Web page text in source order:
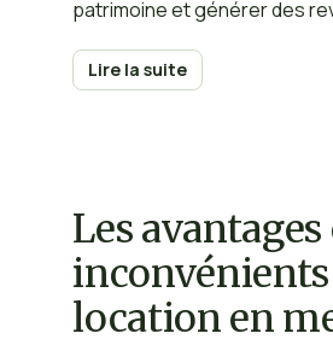
patrimoine et générer des
Lire la suite
Les avantages
inconvénients
location en